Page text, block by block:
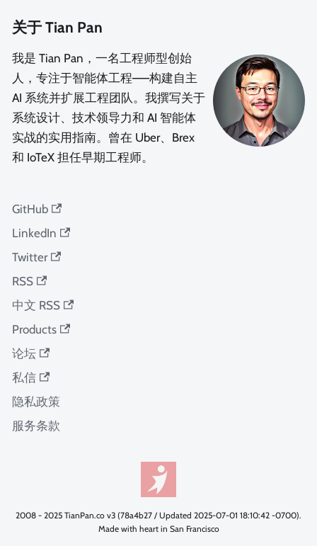
关于 Tian Pan
我是 Tian Pan，一名工程师型创始
人，专注于智能体工程——构建自主
AI 系统并扩展工程团队。我撰写关于
系统设计、技术领导力和 AI 智能体
实战的实用指南。曾在 Uber、Brex
和 IoTeX 担任早期工程师。
GitHub
LinkedIn
Twitter
RSS
中文 RSS
Products
论坛
私信
隐私政策
服务条款
2008 - 2025 TianPan.co v3 (78a4b27 / Updated 2025-07-01 18:10:42 -0700).
Made with heart in San Francisco